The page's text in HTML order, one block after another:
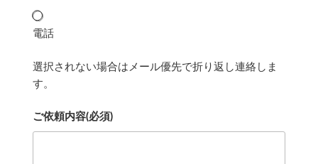
電話
選択されない場合はメール優先で折り返し連絡しま
す。
ご依頼内容(必須)